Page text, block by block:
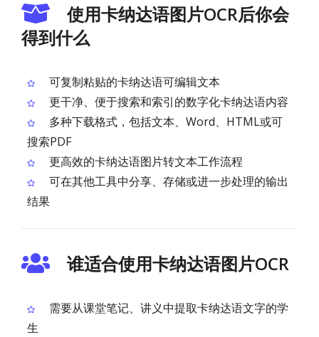
使用卡纳达语图片OCR后你会
得到什么
可复制粘贴的卡纳达语可编辑文本
更干净、便于搜索和索引的数字化卡纳达语内容
多种下载格式，包括文本、Word、HTML或可
搜索PDF
更高效的卡纳达语图片转文本工作流程
可在其他工具中分享、存储或进一步处理的输出
结果
谁适合使用卡纳达语图片OCR
需要从课堂笔记、讲义中提取卡纳达语文字的学
生